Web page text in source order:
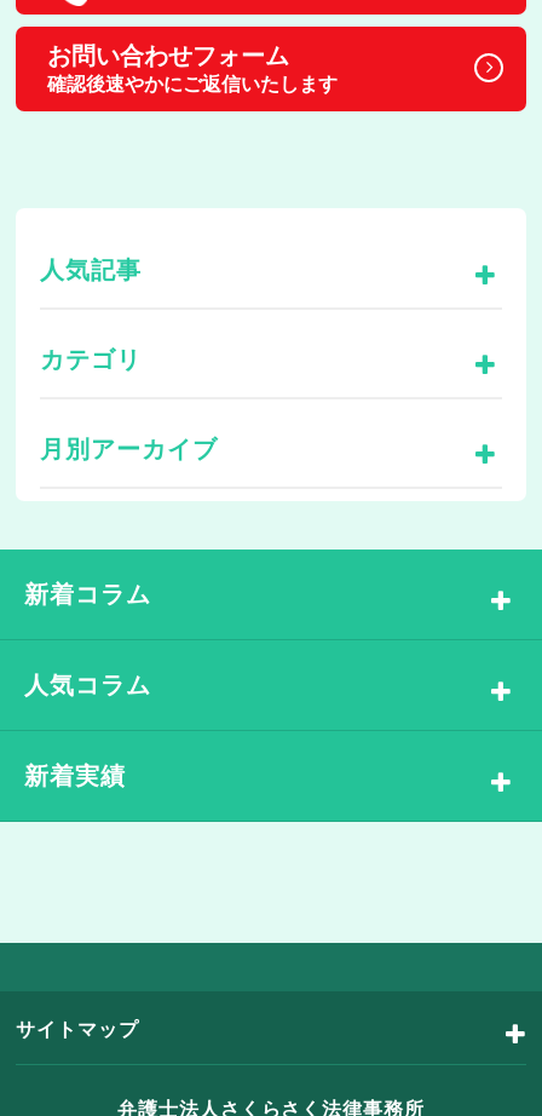
お問い合わせフォーム
確認後速やかにご返信いたします
人気記事
カテゴリ
月別アーカイブ
新着コラム
人気コラム
新着実績
サイトマップ
弁護士法人さくらさく法律事務所